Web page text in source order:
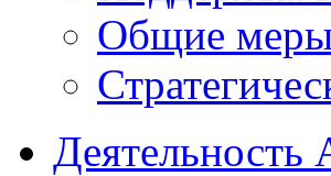
Общие меры
Деятельность